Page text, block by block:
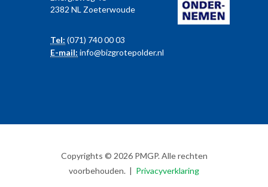
2382 NL Zoeterwoude
Tel: (071) 740 00 03
E-mail: info@bizgrotepolder.nl
Copyrights © 2026 PMGP. Alle rechten
voorbehouden. | Privacyverklaring